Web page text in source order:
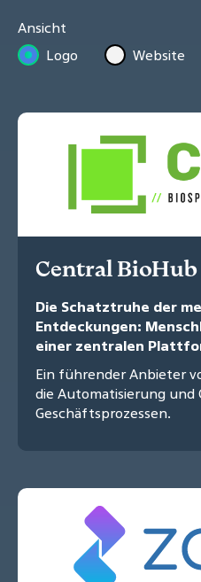
Ansicht
Logo
Website
Central BioHub
Die Schatztruhe der
Entdeckungen:
einer zentralen
Ein führender Anbieter
die Automatisierung
Geschäftsprozessen.